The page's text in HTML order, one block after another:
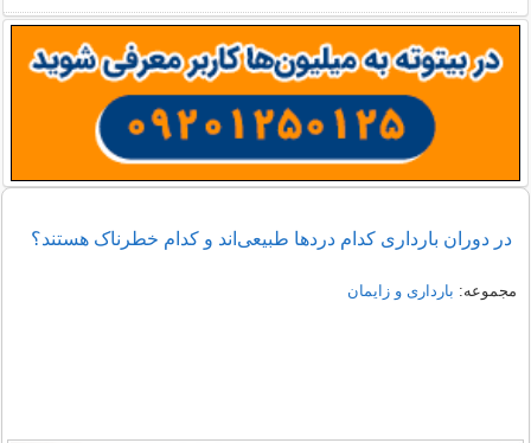
در دوران بارداری کدام دردها طبیعی‌اند و کدام خطرناک هستند؟
مجموعه: بارداری و زایمان